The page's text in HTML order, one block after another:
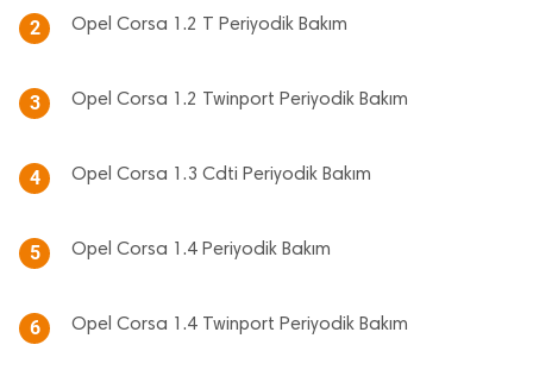
2 Opel Corsa 1.2 T Periyodik Bakım
3 Opel Corsa 1.2 Twinport Periyodik Bakım
4 Opel Corsa 1.3 Cdti Periyodik Bakım
5 Opel Corsa 1.4 Periyodik Bakım
6 Opel Corsa 1.4 Twinport Periyodik Bakım